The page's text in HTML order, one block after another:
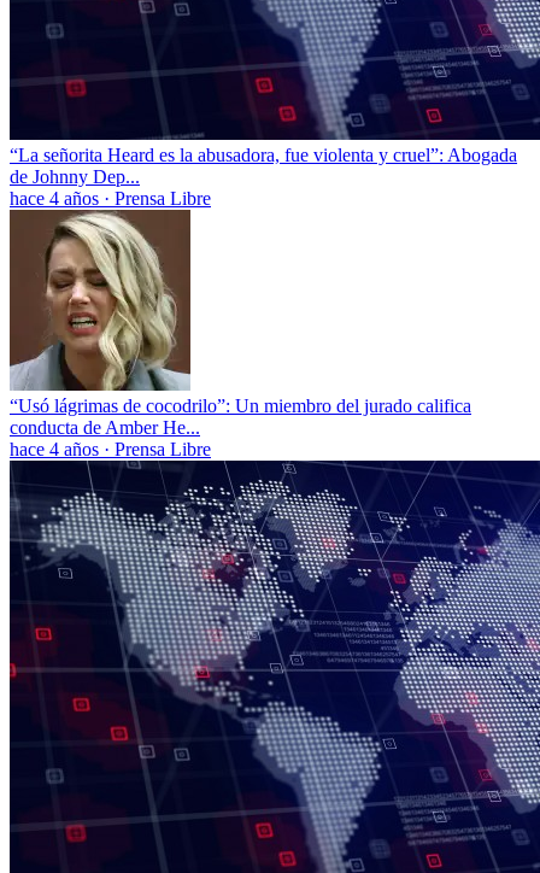
“La señorita Heard es la abusadora, fue violenta y cruel”: Abogada
de Johnny Dep...
hace 4 años · Prensa Libre
“Usó lágrimas de cocodrilo”: Un miembro del jurado califica
conducta de Amber He...
hace 4 años · Prensa Libre